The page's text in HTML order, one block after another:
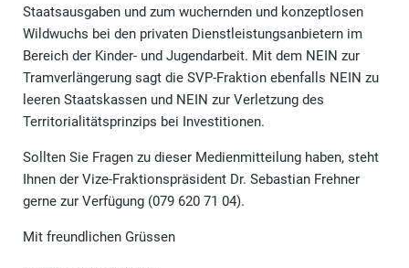
Staatsausgaben und zum wuchernden und konzeptlosen
Wildwuchs bei den privaten Dienstleistungsanbietern im
Bereich der Kinder- und Jugendarbeit. Mit dem NEIN zur
Tramverlängerung sagt die SVP-Fraktion ebenfalls NEIN zu
leeren Staatskassen und NEIN zur Verletzung des
Territorialitätsprinzips bei Investitionen.
Sollten Sie Fragen zu dieser Medienmitteilung haben, steht
Ihnen der Vize-Fraktionspräsident Dr. Sebastian Frehner
gerne zur Verfügung (079 620 71 04).
Mit freundlichen Grüssen